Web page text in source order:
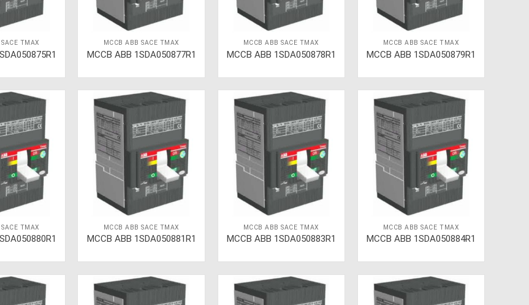
TMAX MCCB ABB SACE TMAX
MCCB ABB 1SDA050877R1
MCCB ABB SACE TMAX
MCCB ABB 1SDA050878R1
MCCB ABB SACE TMAX
MCCB ABB 1SDA050879R1
TMAX MCCB ABB SACE TMAX
MCCB ABB 1SDA050881R1
MCCB ABB SACE TMAX
MCCB ABB 1SDA050883R1
MCCB ABB SACE TMAX
MCCB ABB 1SDA050884R1